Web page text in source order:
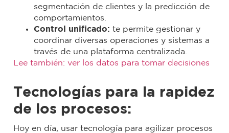
segmentación de clientes y la predicción de
comportamientos.
Control unificado: te permite gestionar y
coordinar diversas operaciones y sistemas a
través de una plataforma centralizada.
Lee también: ver los datos para tomar decisiones
Tecnologías para la rapidez
de los procesos:
Hoy en día, usar tecnología para agilizar procesos